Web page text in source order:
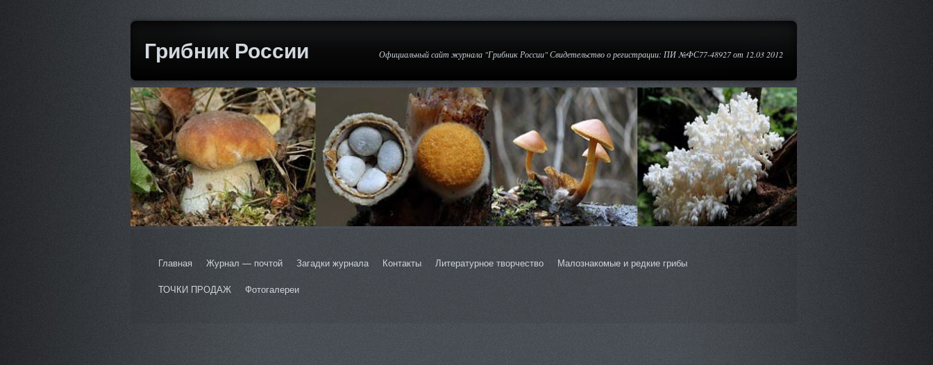
Грибник России Официальный сайт журнала "Грибник России" Свидетельство о регистрации: ПИ №ФС77-48927 от 12.03 2012
Главная Журнал — почтой Загадки журнала Контакты Литературное творчество
Малознакомые и редкие грибы
ТОЧКИ ПРОДАЖ
Фотогалереи